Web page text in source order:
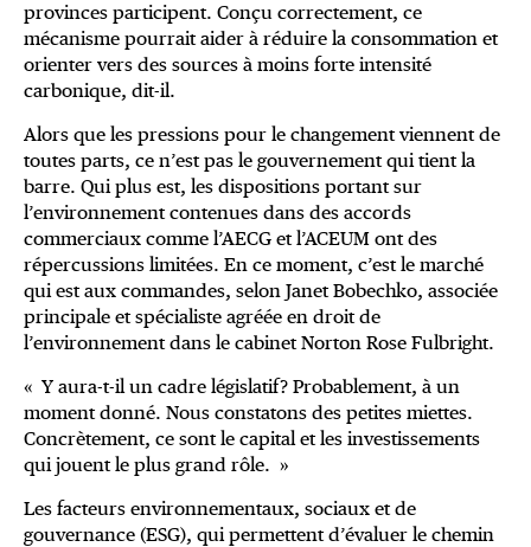
provinces participent. Conçu correctement, ce
mécanisme pourrait aider à réduire la consommation et
orienter vers des sources à moins forte intensité
carbonique, dit-il.
Alors que les pressions pour le changement viennent de
toutes parts, ce n’est pas le gouvernement qui tient la
barre. Qui plus est, les dispositions portant sur
l’environnement contenues dans des accords
commerciaux comme l’AECG et l’ACEUM ont des
répercussions limitées. En ce moment, c’est le marché
qui est aux commandes, selon Janet Bobechko, associée
principale et spécialiste agréée en droit de
l’environnement dans le cabinet Norton Rose Fulbright.
« Y aura-t-il un cadre législatif? Probablement, à un
moment donné. Nous constatons des petites miettes.
Concrètement, ce sont le capital et les investissements
qui jouent le plus grand rôle. »
Les facteurs environnementaux, sociaux et de
gouvernance (ESG), qui permettent d’évaluer le chemin